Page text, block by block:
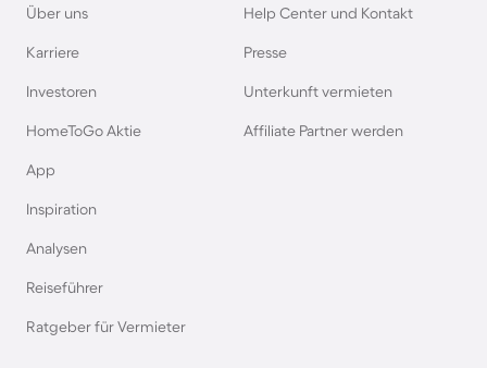
Ferienhäuser mit Pool auf Fehmarn
Ferienhäuser mit Pool in Büsum
Ferienhäuser mit Pool in Berlin
Über uns
Karriere
Investoren
HomeToGo Aktie
App
Inspiration
Analysen
Reiseführer
Ratgeber für Vermieter
Help Center und Kontakt
Presse
Unterkunft vermieten
Affiliate Partner werden